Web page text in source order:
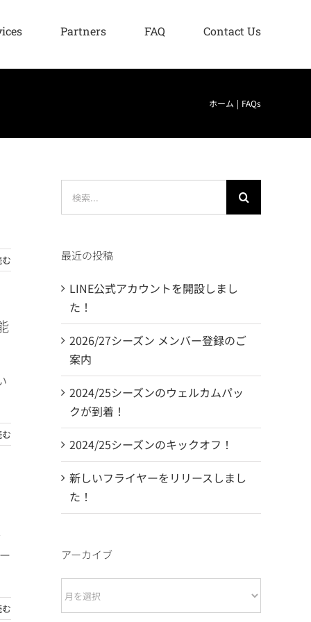
Partners FAQ Contact Us
ホーム FAQs
最近の投稿
LINE公式アカウントを開設しまし
た！
2026/27シーズン メンバー登録のご
案内
2024/25シーズンのウェルカムパッ
クが到着！
2024/25シーズンのキックオフ！
新しいフライヤーをリリースしまし
た！
アーカイブ
ー